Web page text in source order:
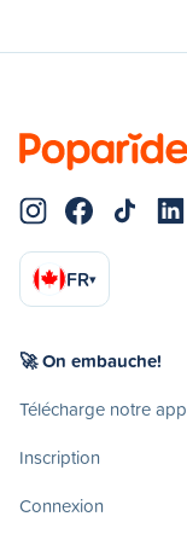
FR▾
🚀 On embauche!
Télécharge notre app
Inscription
Connexion